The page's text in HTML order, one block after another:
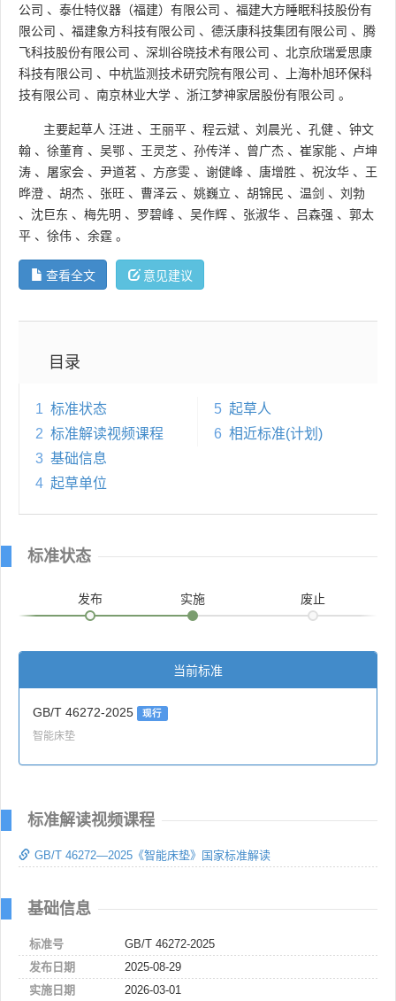
公司 、 泰仕特仪器（福建）有限公司 、 福建大方睡眠科技股份有
限公司 、 福建象方科技有限公司 、 德沃康科技集团有限公司 、
腾
飞科技股份有限公司 、 深圳谷晓技术有限公司 、 北京欣瑞爱思康
科技有限公司 、 中杭监测技术研究院有限公司 、
上海朴旭环保科
技有限公司 、 南京林业大学 、 浙江梦神家居股份有限公司 。
主要起草人 汪进 、 王丽平 、 程云斌 、 刘晨光 、 孔健 、 钟文
翰 、 徐董育 、 吴鄂 、 王灵芝 、 孙传洋 、 曾广杰 、 崔家能 、
卢坤
涛 、 屠家会 、 尹道茗 、 方彦雯 、 谢健峰 、 唐增胜 、 祝汝华 、 王
晔澄 、 胡杰 、 张旺 、 曹泽云 、 姚巍立 、 胡锦民 、 温剑 、 刘勃
、 沈巨东 、 梅先明 、 罗碧峰 、 吴作辉 、 张淑华 、 吕森强 、 郭太
平 、 徐伟 、 余霆 。
查看全文 意见建议
目录
1 标准状态
2 标准解读视频课程
3 基础信息
4 起草单位
5 起草人
6 相近标准(计划)
标准状态
发布 实施 废止
当前标准
GB/T 46272-2025 现行
智能床垫
标准解读视频课程
GB/T 46272—2025《智能床垫》国家标准解读
基础信息
标准号
GB/T 46272-2025
发布日期
2025-08-29
实施日期
2026-03-01